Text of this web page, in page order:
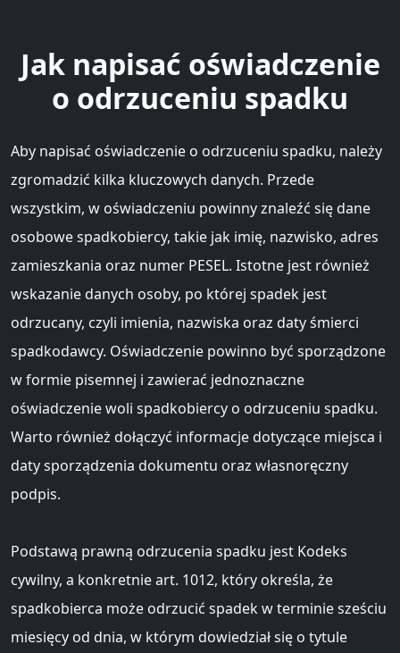
Jak napisać oświadczenie
o odrzuceniu spadku
Aby napisać oświadczenie o odrzuceniu spadku, należy
zgromadzić kilka kluczowych danych. Przede
wszystkim, w oświadczeniu powinny znaleźć się dane
osobowe spadkobiercy, takie jak imię, nazwisko, adres
zamieszkania oraz numer PESEL. Istotne jest również
wskazanie danych osoby, po której spadek jest
odrzucany, czyli imienia, nazwiska oraz daty śmierci
spadkodawcy. Oświadczenie powinno być sporządzone
w formie pisemnej i zawierać jednoznaczne
oświadczenie woli spadkobiercy o odrzuceniu spadku.
Warto również dołączyć informacje dotyczące miejsca i
daty sporządzenia dokumentu oraz własnoręczny
podpis.
Podstawą prawną odrzucenia spadku jest Kodeks
cywilny, a konkretnie art. 1012, który określa, że
spadkobierca może odrzucić spadek w terminie sześciu
miesięcy od dnia, w którym dowiedział się o tytule